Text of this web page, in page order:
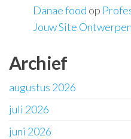
Danae food op
Jouw Site
Archief
augustus 2026
juli 2026
juni 2026